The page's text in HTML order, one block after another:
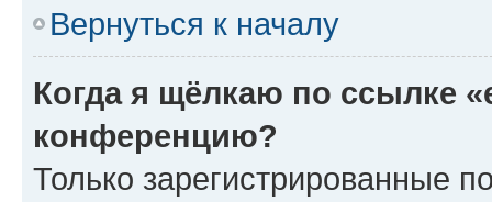
Вернуться к началу
Когда я щёлкаю по ссылке
конференцию?
Только зарегистрированные